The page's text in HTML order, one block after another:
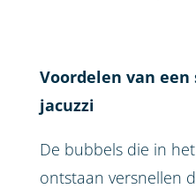
Voordelen van een
jacuzzi
De bubbels die in
ontstaan versnellen